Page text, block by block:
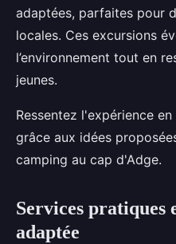
adaptées, parfaites pour
locales. Ces excursions
l’environnement tout en
jeunes.
Ressentez l'expérience
grâce aux idées
camping au cap d'Adge.
Services pratiques
adaptée